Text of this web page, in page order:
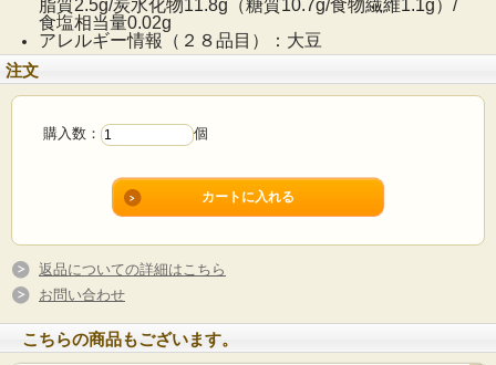
脂質2.5g/炭水化物11.8g（糖質10.7g/食物繊維1.1g）/
食塩相当量0.02g
アレルギー情報（２８品目）：大豆
注文
購入数： 個
返品についての詳細はこちら
お問い合わせ
こちらの商品もございます。